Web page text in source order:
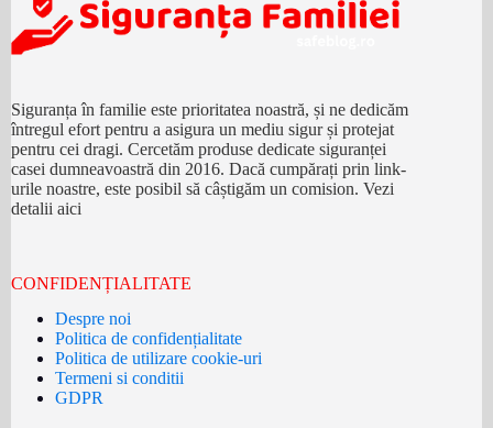
Siguranța în familie este prioritatea noastră, și ne dedicăm
întregul efort pentru a asigura un mediu sigur și protejat
pentru cei dragi. Cercetăm produse dedicate siguranței
casei dumneavoastră din 2016. Dacă cumpărați prin link-
urile noastre, este posibil să câștigăm un comision. Vezi
detalii aici
CONFIDENȚIALITATE
Despre noi
Politica de confidențialitate
Politica de utilizare cookie-uri
Termeni si conditii
GDPR